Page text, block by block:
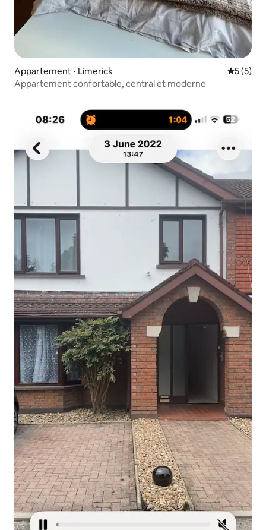
Appartement ⋅ Limerick
5 (5)
Appartement confortable, central et moderne